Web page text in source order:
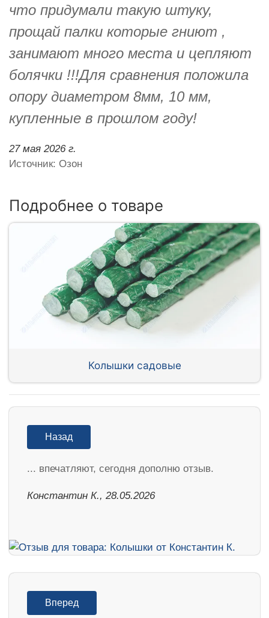
что придумали такую штуку,
прощай палки которые гниют ,
занимают много места и цепляют
болячки !!!Для сравнения положила
опору диаметром 8мм, 10 мм,
купленные в прошлом году!
27 мая 2026 г.
Источник: Озон
Подробнее о товаре
Колышки садовые
Назад
... впечатляют, сегодня дополню отзыв.
Константин К., 28.05.2026
Вперед